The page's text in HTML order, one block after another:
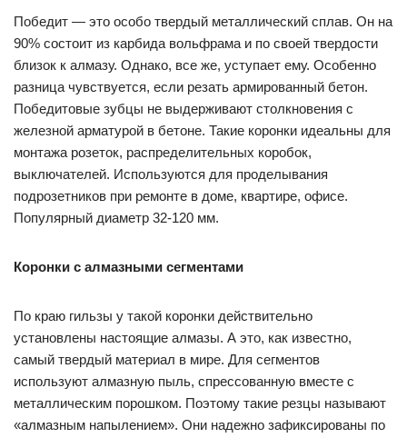
Победит — это особо твердый металлический сплав. Он на
90% состоит из карбида вольфрама и по своей твердости
близок к алмазу. Однако, все же, уступает ему. Особенно
разница чувствуется, если резать армированный бетон.
Победитовые зубцы не выдерживают столкновения с
железной арматурой в бетоне. Такие коронки идеальны для
монтажа розеток, распределительных коробок,
выключателей. Используются для проделывания
подрозетников при ремонте в доме, квартире, офисе.
Популярный диаметр 32-120 мм.
Коронки с алмазными сегментами
По краю гильзы у такой коронки действительно
установлены настоящие алмазы. А это, как известно,
самый твердый материал в мире. Для сегментов
используют алмазную пыль, спрессованную вместе с
металлическим порошком. Поэтому такие резцы называют
«алмазным напылением». Они надежно зафиксированы по